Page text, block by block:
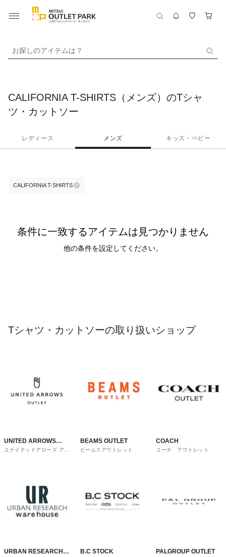
お探しのアイテムは？
CALIFORNIA T-SHIRTS（メンズ）のTシャ
ツ・カットソー
レディース メンズ キッズ・ベビー
CALIFORNIA T-SHIRTS
条件に一致するアイテムは見つかりません
他の条件を設定してください。
Tシャツ・カットソーの取り扱いショップ
UNITED ARROWS
OUTLET
ユナイテッドアローズ アウ
BEAMS OUTLET
ビームスアウトレット
COACH
コーチ アウトレット
URBAN RESEARCH
B.C STOCK PALGROUP OUTLET